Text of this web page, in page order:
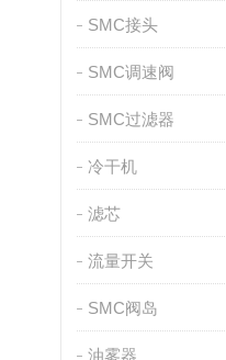
SMC接头
SMC调速阀
SMC过滤器
冷干机
滤芯
流量开关
SMC阀岛
油雾器